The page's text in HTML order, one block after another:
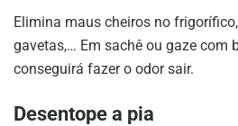
Elimina maus cheiros no
gavetas,… Em sachê ou gaze com
conseguirá fazer o odor sair.
Desentope a pia